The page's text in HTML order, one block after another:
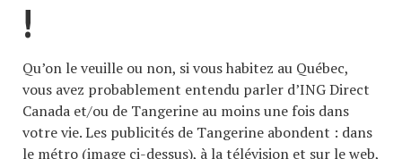
!
Qu’on le veuille ou non, si vous habitez au Québec,
vous avez probablement entendu parler d’ING Direct
Canada et/ou de Tangerine au moins une fois dans
votre vie. Les publicités de Tangerine abondent : dans
le métro (image ci-dessus), à la télévision et sur le web,